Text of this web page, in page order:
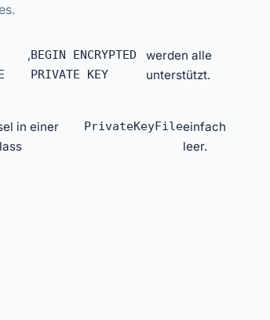
,BEGIN ENCRYPTED
PRIVATE KEY
werden alle
unterstützt.
in einer
PrivateKeyFileeinfach
leer.